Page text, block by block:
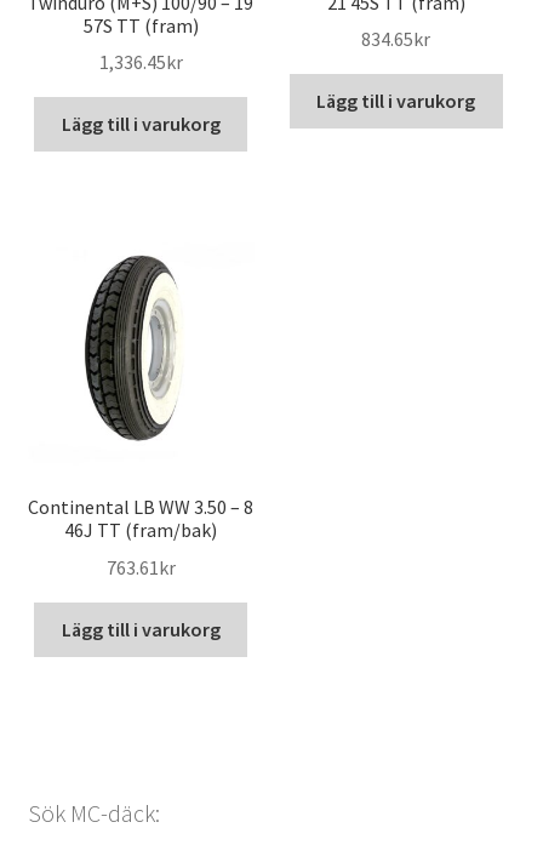
57S TT (fram)
1,336.45kr
Lägg till i varukorg
834.65kr
Lägg till i varukorg
Continental LB WW 3.50 – 8
46J TT (fram/bak)
763.61kr
Lägg till i varukorg
Sök MC-däck: